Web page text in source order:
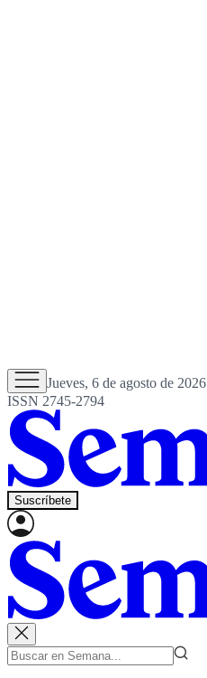
Jueves, 6 de agosto de 2026
ISSN 2745-2794
Suscríbete